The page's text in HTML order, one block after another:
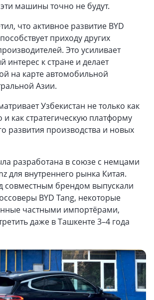
машины точно не будут.
что активное развитие BYD
приходу других
Это усиливает
интерес к стране и делает
на карте автомобильной
Азии.
Узбекистан не только как
как стратегическую платформу
развития производства и новых
разработана в союзе с немцами
для внутреннего рынка Китая.
совместным брендом выпускали
BYD Tang, некоторые
частными импортёрами,
даже в Ташкенте 3–4 года